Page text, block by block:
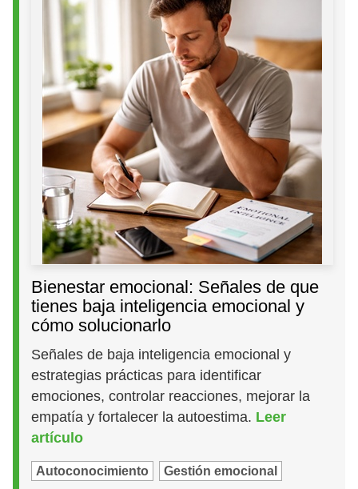
Bienestar emocional: Señales de que
tienes baja inteligencia emocional y
cómo solucionarlo
Señales de baja inteligencia emocional y
estrategias prácticas para identificar
emociones, controlar reacciones, mejorar la
empatía y fortalecer la autoestima. Leer
artículo
Autoconocimiento Gestión emocional